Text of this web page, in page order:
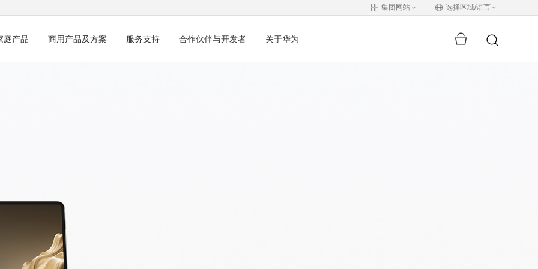
集团网站 选择区域/语言
庭产品 商用产品及方案 服务支持 合作伙伴与开发者 关于华为